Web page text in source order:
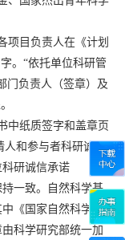
项目负责人在《计划
。“依托单位科研管
门负责人（签章）及
中纸质签字和盖章页
人和参与者科研诚信
研诚信承诺
一致。自然科学基
《国家自然科学基
科学研究部统一加